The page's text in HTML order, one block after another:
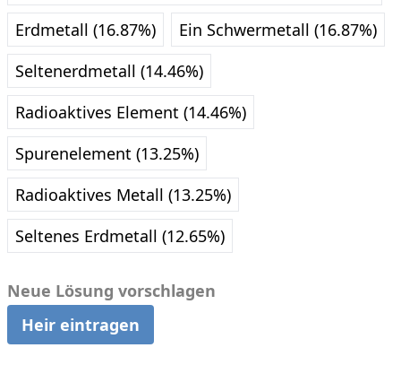
Erdmetall (16.87%)
Ein Schwermetall (16.87%)
Seltenerdmetall (14.46%)
Radioaktives Element (14.46%)
Spurenelement (13.25%)
Radioaktives Metall (13.25%)
Seltenes Erdmetall (12.65%)
Neue Lösung vorschlagen
Heir eintragen